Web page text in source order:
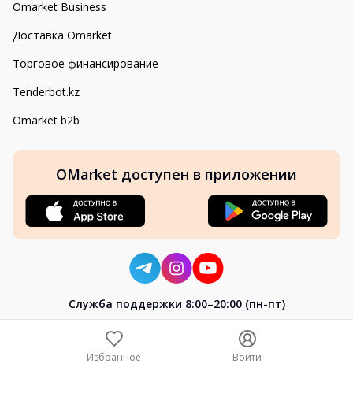
Omarket Business
Доставка Omarket
Торговое финансирование
Tenderbot.kz
Omarket b2b
OMarket доступен в приложении
Cлужба поддержки 8:00–20:00 (пн-пт)
Избранное Войти